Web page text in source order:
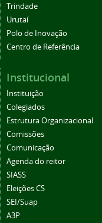
Trindade
Urutaí
Polo de Inovação
Centro de Referência
Institucional
Instituição
Colegiados
Estrutura Organizacional
Comissões
Comunicação
Agenda do reitor
SIASS
Eleições CS
SEI/Suap
A3P